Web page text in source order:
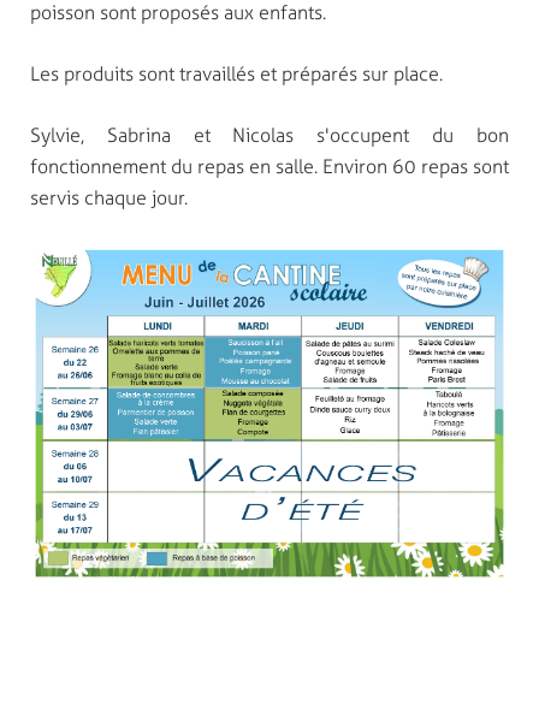
poisson sont proposés aux enfants.
Les produits sont travaillés et préparés sur place.
Sylvie, Sabrina et Nicolas s'occupent du bon
fonctionnement du repas en salle. Environ 60 repas sont
servis chaque jour.